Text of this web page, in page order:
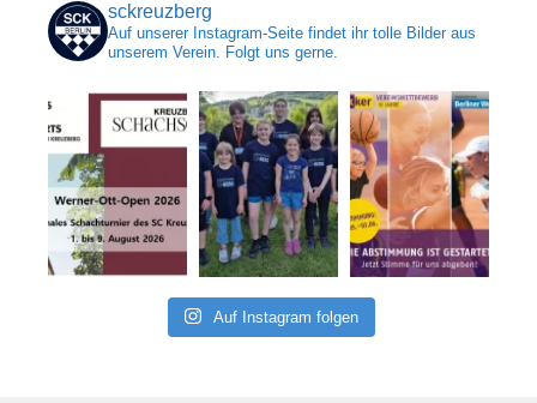
sckreuzberg
Auf unserer Instagram-Seite findet ihr tolle Bilder aus
unserem Verein. Folgt uns gerne.
Auf Instagram folgen